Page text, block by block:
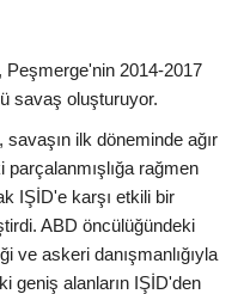
Peşmerge'nin 2014-2017
savaş oluşturuyor.
ilk döneminde ağır
rağmen
IŞİD'e karşı etkili bir
ABD öncülüğündeki
ve askeri danışmanlığıyla
geniş alanların IŞİD'den